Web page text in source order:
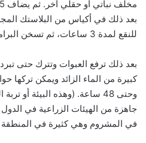
بعد ذلك في أكياس من البلاستك
للنقع لمدة 3 ساعات، ثم تسخن البراميل حتى 2 ساعة غليان.
بعد ذلك ترفع العبوات وتترك حتى
وحتى 48 ساعة. (وهذه البيئة أو
جاهزة من الهيئات الزراعية في
في المشروم وهي كثيرة في المنطقة